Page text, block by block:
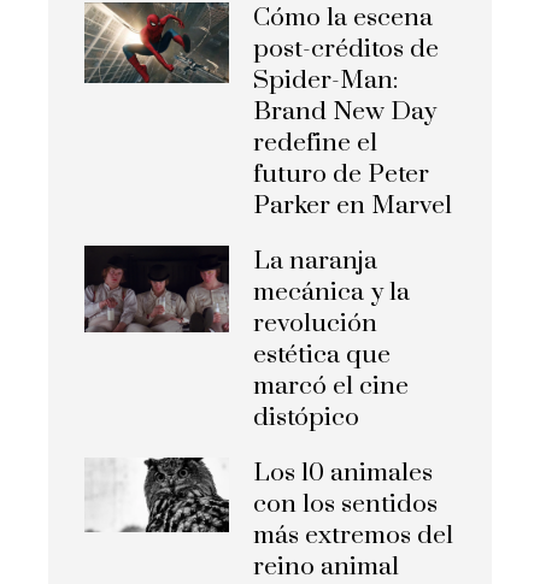
Cómo la escena
post-créditos de
Spider-Man:
Brand New Day
redefine el
futuro de Peter
Parker en Marvel
La naranja
mecánica y la
revolución
estética que
marcó el cine
distópico
Los 10 animales
con los sentidos
más extremos del
reino animal